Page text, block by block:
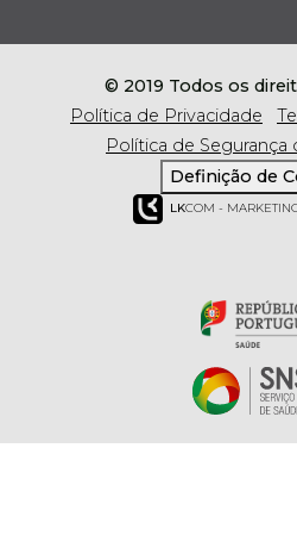
© 2019 Todos os
Política de Privacidade
Política de Segurança
Definição de
LKCOM -